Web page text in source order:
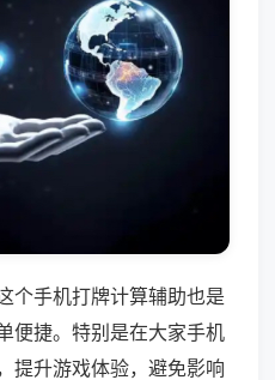
个手机打牌计算辅助也是
便捷。特别是在大家手机
提升游戏体验，避免影响